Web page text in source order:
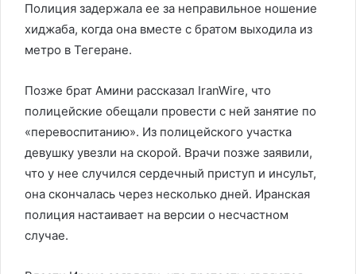
Полиция задержала ее за неправильное ношение
хиджаба, когда она вместе с братом выходила из
метро в Тегеране.
Позже брат Амини рассказал IranWire, что
полицейские обещали провести с ней занятие по
«перевоспитанию». Из полицейского участка
девушку увезли на скорой. Врачи позже заявили,
что у нее случился сердечный приступ и инсульт,
она скончалась через несколько дней. Иранская
полиция настаивает на версии о несчастном
случае.